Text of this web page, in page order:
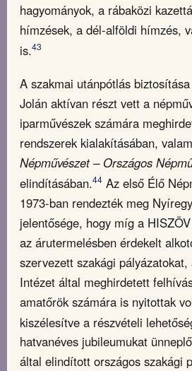
hagyományok, a rábaközi
hímzések, a dél-alföldi hímzés,
is.43
A szakmai utánpótlás
Jolán aktívan részt vett a
iparművészek számára
rendszerek kialakításában,
Népművészet – Országos
elindításában.44 Az első Élő
1973-ban rendezték meg
jelentősége, hogy míg a
az árutermelésben érdekelt
szervezett szakági
Intézet által meghirdetett
amatőrök számára is nyitottak
kiszélesítve a részvételi
hatvanéves jubileumukat
által elindított országos szakági